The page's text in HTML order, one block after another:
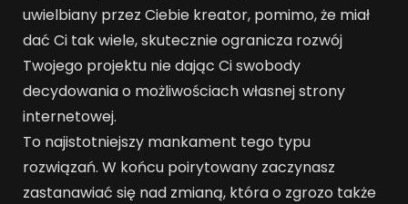
uwielbiany przez Ciebie kreator, pomimo, że miał
dać Ci tak wiele, skutecznie ogranicza rozwój
Twojego projektu nie dając Ci swobody
decydowania o możliwościach własnej strony
internetowej.
To najistotniejszy mankament tego typu
rozwiązań. W końcu poirytowany zaczynasz
zastanawiać się nad zmianą, która o zgrozo także